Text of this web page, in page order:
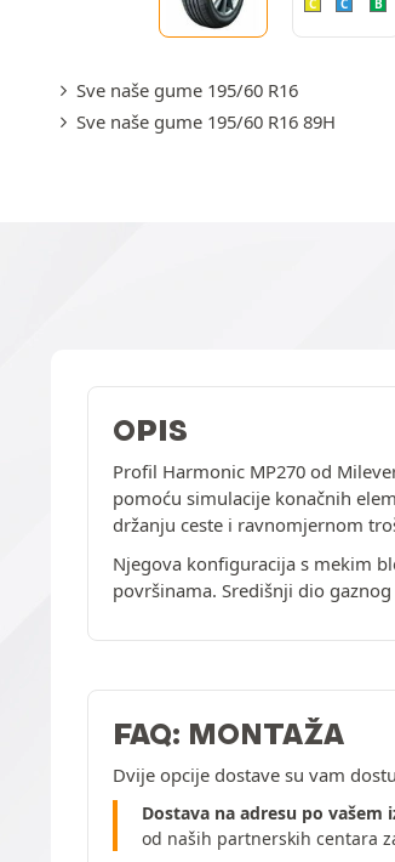
C C B
Sve naše gume 195/60 R16
Sve naše gume 195/60 R16 89H
OPIS
Profil Harmonic MP270 od
pomoću simulacije konačnih
držanju ceste i ravnomjernom
Njegova konfiguracija s mekim
površinama. Središnji dio
FAQ: MONTAŽA
Dvije opcije dostave su vam
Dostava na adresu po vašem
od naših partnerskih centara